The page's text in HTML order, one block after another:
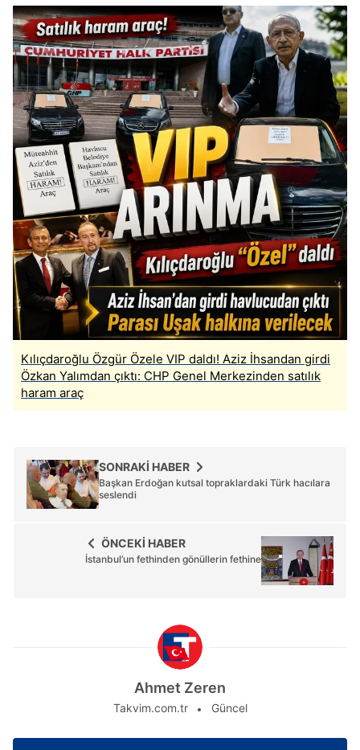
Kılıçdaroğlu Özgür Özele VIP daldı! Aziz İhsandan girdi
Özkan Yalımdan çıktı: CHP Genel Merkezinden satılık
haram araç
SONRAKİ HABER
Başkan Erdoğan kutsal topraklardaki Türk hacılara
seslendi
ÖNCEKİ HABER
İstanbul’un fethinden gönüllerin fethine
Ahmet Zeren
Takvim.com.tr Güncel